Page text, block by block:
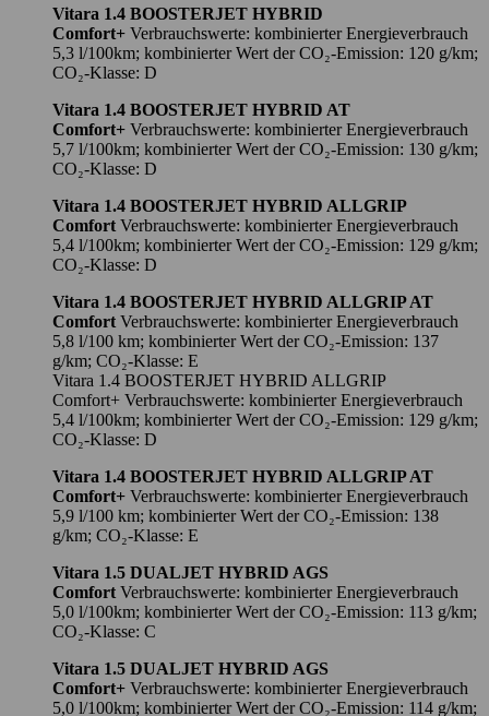
Vitara 1.4 BOOSTERJET HYBRID
Comfort+ Verbrauchswerte: kombinierter Energieverbrauch
5,3 l/100km; kombinierter Wert der CO₂-Emission: 120 g/km;
CO₂-Klasse: D
Vitara 1.4 BOOSTERJET HYBRID AT
Comfort+ Verbrauchswerte: kombinierter Energieverbrauch
5,7 l/100km; kombinierter Wert der CO₂-Emission: 130 g/km;
CO₂-Klasse: D
Vitara 1.4 BOOSTERJET HYBRID ALLGRIP
Comfort Verbrauchswerte: kombinierter Energieverbrauch
5,4 l/100km; kombinierter Wert der CO₂-Emission: 129 g/km;
CO₂-Klasse: D
Vitara 1.4 BOOSTERJET HYBRID ALLGRIP AT
Comfort Verbrauchswerte: kombinierter Energieverbrauch
5,8 l/100 km; kombinierter Wert der CO₂-Emission: 137
g/km; CO₂-Klasse: E
Vitara 1.4 BOOSTERJET HYBRID ALLGRIP
Comfort+ Verbrauchswerte: kombinierter Energieverbrauch
5,4 l/100km; kombinierter Wert der CO₂-Emission: 129 g/km;
CO₂-Klasse: D
Vitara 1.4 BOOSTERJET HYBRID ALLGRIP AT
Comfort+ Verbrauchswerte: kombinierter Energieverbrauch
5,9 l/100 km; kombinierter Wert der CO₂-Emission: 138
g/km; CO₂-Klasse: E
Vitara 1.5 DUALJET HYBRID AGS
Comfort Verbrauchswerte: kombinierter Energieverbrauch
5,0 l/100km; kombinierter Wert der CO₂-Emission: 113 g/km;
CO₂-Klasse: C
Vitara 1.5 DUALJET HYBRID AGS
Comfort+ Verbrauchswerte: kombinierter Energieverbrauch
5,0 l/100km; kombinierter Wert der CO₂-Emission: 114 g/km;